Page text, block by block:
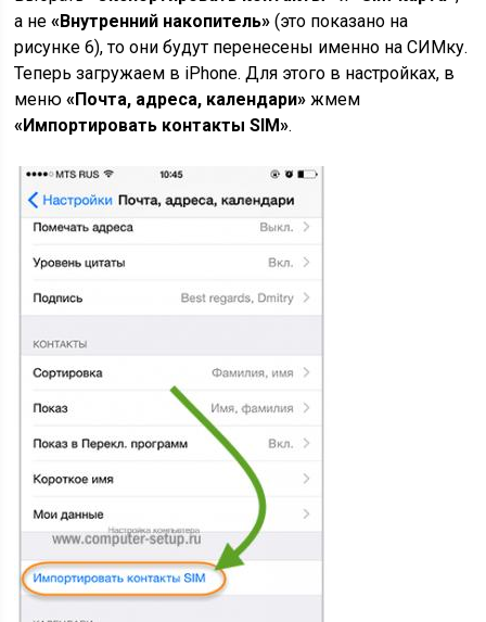
а не«Внутренний накопитель» (это показано на
рисунке 6), то они будут перенесены именно на СИМку.
Теперь загружаем в iPhone. Для этого в настройках, в
меню«Почта, адреса, календари» жмем
«Импортировать контакты SIM».